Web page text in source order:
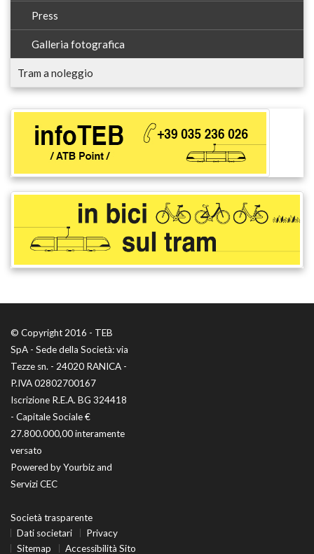
Press
Galleria fotografica
Tram a noleggio
© Copyright 2016 - TEB
SpA - Sede della Società: via
Tezze sn. - 24020 RANICA -
P.IVA 02802700167
Iscrizione R.E.A. BG 324418
- Capitale Sociale €
27.800.000,00 interamente
versato
Powered byYourbizand
Servizi CEC
Società trasparente
Dati societari
Privacy
Sitemap
Accessibilità Sito